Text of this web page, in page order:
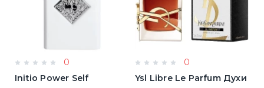
0
Initio Power Self
0
Ysl Libre Le Parfum Духи